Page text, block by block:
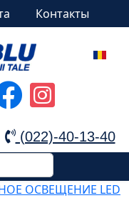
Контакты
(022)-40-13-40
ОСВЕЩЕНИЕ LED